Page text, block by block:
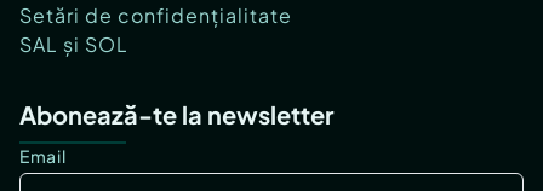
Setări de confidențialitate
SAL și SOL
Abonează-te la newsletter
Email